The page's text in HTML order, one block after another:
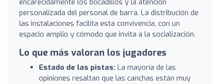
encarecidamente los bocadillos y la atención
personalizada del personal de barra. La distribución de
las instalaciones facilita esta convivencia, con un
espacio amplio y cómodo que invita a la socialización.
Lo que más valoran los jugadores
Estado de las pistas: La mayoría de las
opiniones resaltan que las canchas están muy